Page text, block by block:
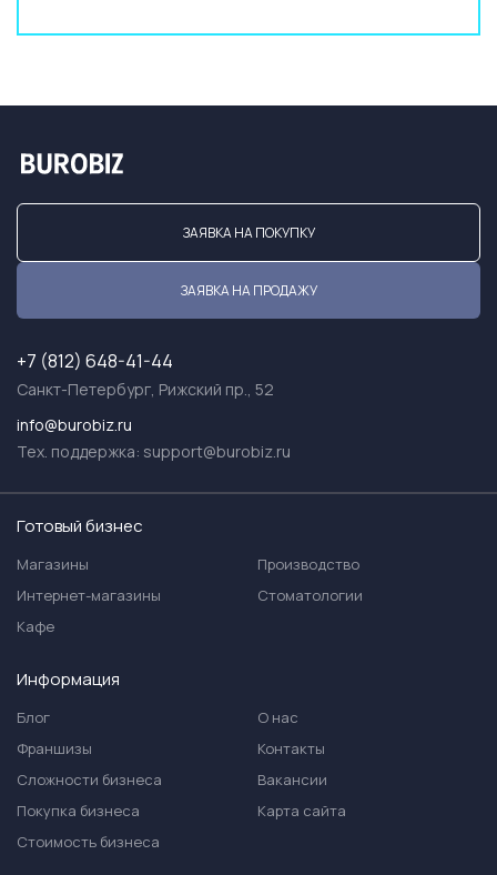
ЗАЯВКА НА ПОКУПКУ
ЗАЯВКА НА ПРОДАЖУ
+7 (812) 648-41-44
Санкт-Петербург, Рижский пр., 52
info@burobiz.ru
Тех. поддержка: support@burobiz.ru
Готовый бизнес
Магазины
Интернет-магазины
Кафе
Производство
Стоматологии
Информация
Блог
Франшизы
Сложности бизнеса
Покупка бизнеса
Стоимость бизнеса
О нас
Контакты
Вакансии
Карта сайта